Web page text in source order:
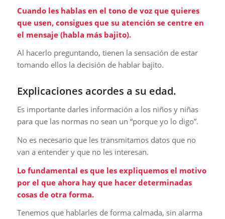
Cuando les hablas en el tono de voz que quieres
que usen, consigues que su atención se centre en
el mensaje (habla más bajito).
Al hacerlo preguntando, tienen la sensación de estar
tomando ellos la decisión de hablar bajito.
Explicaciones acordes a su edad.
Es importante darles información a los niños y niñas
para que las normas no sean un “porque yo lo digo”.
No es necesario que les transmitamos datos que no
van a entender y que no les interesan.
Lo fundamental es que les expliquemos el motivo
por el que ahora hay que hacer determinadas
cosas de otra forma.
Tenemos que hablarles de forma calmada, sin alarma